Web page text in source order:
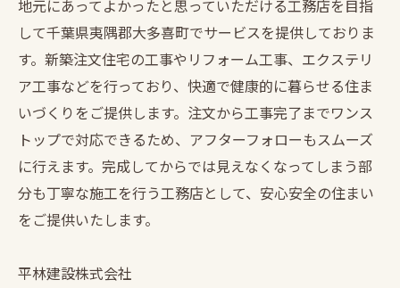
地元にあってよかったと思っていただける工務店を目指
して千葉県夷隅郡大多喜町でサービスを提供しておりま
す。新築注文住宅の工事やリフォーム工事、エクステリ
ア工事などを行っており、快適で健康的に暮らせる住ま
いづくりをご提供します。注文から工事完了までワンス
トップで対応できるため、アフターフォローもスムーズ
に行えます。完成してからでは見えなくなってしまう部
分も丁寧な施工を行う工務店として、安心安全の住まい
をご提供いたします。
平林建設株式会社